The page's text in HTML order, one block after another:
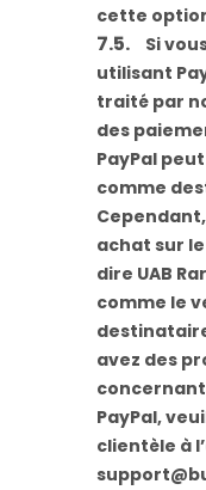
cette
Si
utilisant
traité par
des
PayPal
comme
achat sur
dire UAB
comme le
avez des
PayPal,
clientèle à